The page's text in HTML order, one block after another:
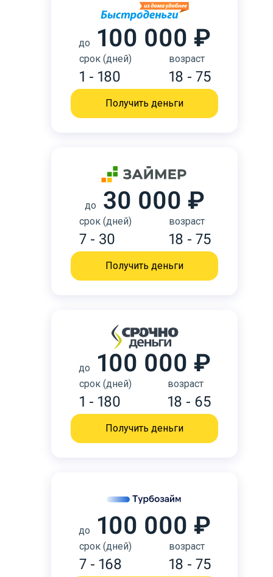
до 100 000 ₽
срок (дней)
1 - 180
возраст
18 - 75
Получить деньги
до 30 000 ₽
срок (дней)
7 - 30
возраст
18 - 75
Получить деньги
до 100 000 ₽
срок (дней)
1 - 180
возраст
18 - 65
Получить деньги
до 100 000 ₽
срок (дней)
7 - 168
возраст
18 - 75